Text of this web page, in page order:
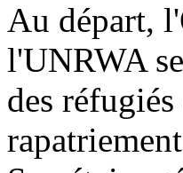
Au départ,
l'UNRWA
des